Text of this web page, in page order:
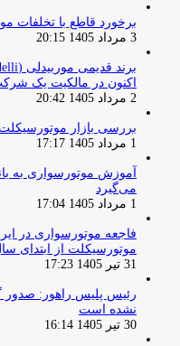
برخورد قاطع با تخلفات
3 مرداد 1405 20:15
اکنون در مالکیت یک
2 مرداد 1405 20:42
بررسی بازار موتورسیکلت
1 مرداد 1405 17:17
آموزش موتورسواری به
می‌گیرد
1 مرداد 1405 17:04
موتورسیکلت از ابتدای سال 1405 تا کنون در
31 تیر 1405 17:23
رئیس پلیس راهور: صدور
نشده است
30 تیر 1405 16:14